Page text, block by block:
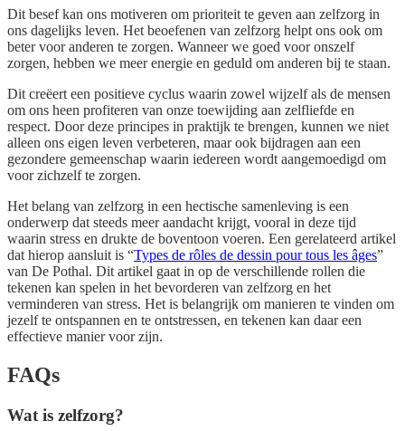
Dit besef kan ons motiveren om prioriteit te geven aan zelfzorg in
ons dagelijks leven. Het beoefenen van zelfzorg helpt ons ook om
beter voor anderen te zorgen. Wanneer we goed voor onszelf
zorgen, hebben we meer energie en geduld om anderen bij te staan.
Dit creëert een positieve cyclus waarin zowel wijzelf als de mensen
om ons heen profiteren van onze toewijding aan zelfliefde en
respect. Door deze principes in praktijk te brengen, kunnen we niet
alleen ons eigen leven verbeteren, maar ook bijdragen aan een
gezondere gemeenschap waarin iedereen wordt aangemoedigd om
voor zichzelf te zorgen.
Het belang van zelfzorg in een hectische samenleving is een
onderwerp dat steeds meer aandacht krijgt, vooral in deze tijd
waarin stress en drukte de boventoon voeren. Een gerelateerd artikel
dat hierop aansluit is “Types de rôles de dessin pour tous les âges”
van De Pothal. Dit artikel gaat in op de verschillende rollen die
tekenen kan spelen in het bevorderen van zelfzorg en het
verminderen van stress. Het is belangrijk om manieren te vinden om
jezelf te ontspannen en te ontstressen, en tekenen kan daar een
effectieve manier voor zijn.
FAQs
Wat is zelfzorg?